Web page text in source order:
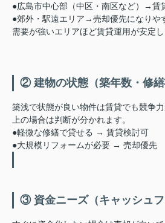
●広島市中心部（中区・南区など）→賃
●郊外・駅遠エリア→売却優先になりや
需要が強いエリアほど賃貸運用が安定し
② 建物の状態（築年数・修繕
築浅で状態が良い物件は賃貸でも競争
上の場合は判断が分かれます。
●軽微な修繕で貸せる → 賃貸検討可
●大規模リフォームが必要 → 売却優先
③ 資金ニーズ（キャッシュフ